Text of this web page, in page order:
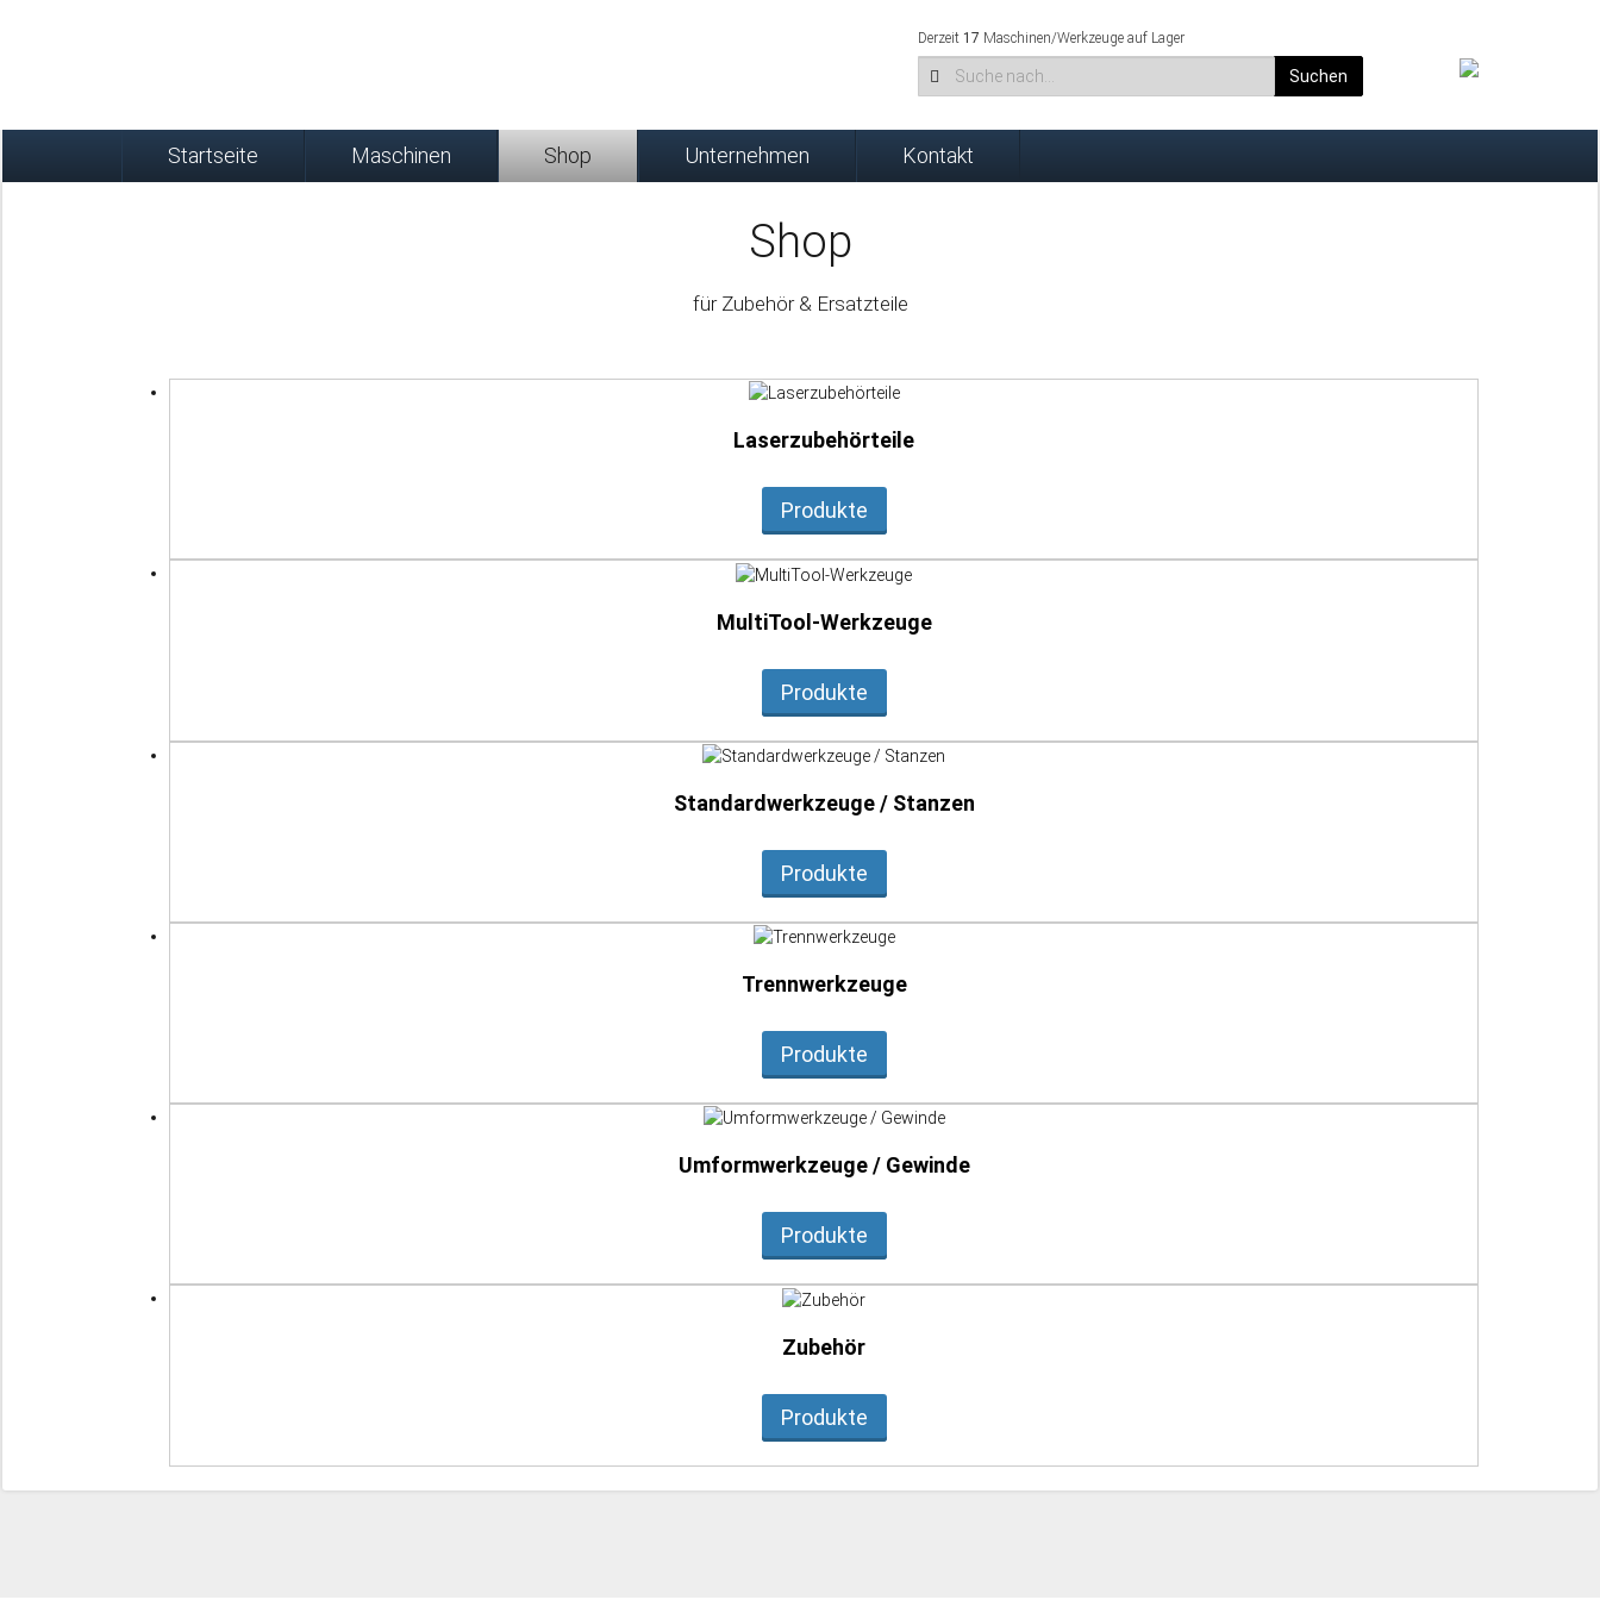
Derzeit 17 Maschinen/Werkzeuge auf Lager
Suchen
Startseite Maschinen Shop Unternehmen Kontakt
Shop
für Zubehör & Ersatzteile
Laserzubehörteile
Produkte
MultiTool-Werkzeuge
Produkte
Standardwerkzeuge / Stanzen
Produkte
Trennwerkzeuge
Produkte
Umformwerkzeuge / Gewinde
Produkte
Zubehör
Produkte